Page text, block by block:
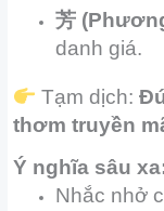
芳
danh giá.
Tạm dịch:
thơm truyền
Ý nghĩa sâu
Nhắc nhở